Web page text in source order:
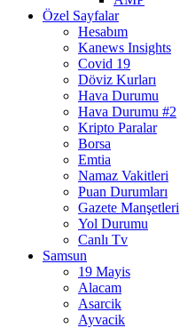
Özel Sayfalar
Hesabım
Kanews Insights
Covid 19
Döviz Kurları
Hava Durumu
Hava Durumu #2
Kripto Paralar
Borsa
Emtia
Namaz Vakitleri
Puan Durumları
Gazete Manşetleri
Yol Durumu
Canlı Tv
Samsun
19 Mayis
Alacam
Asarcik
Ayvacik